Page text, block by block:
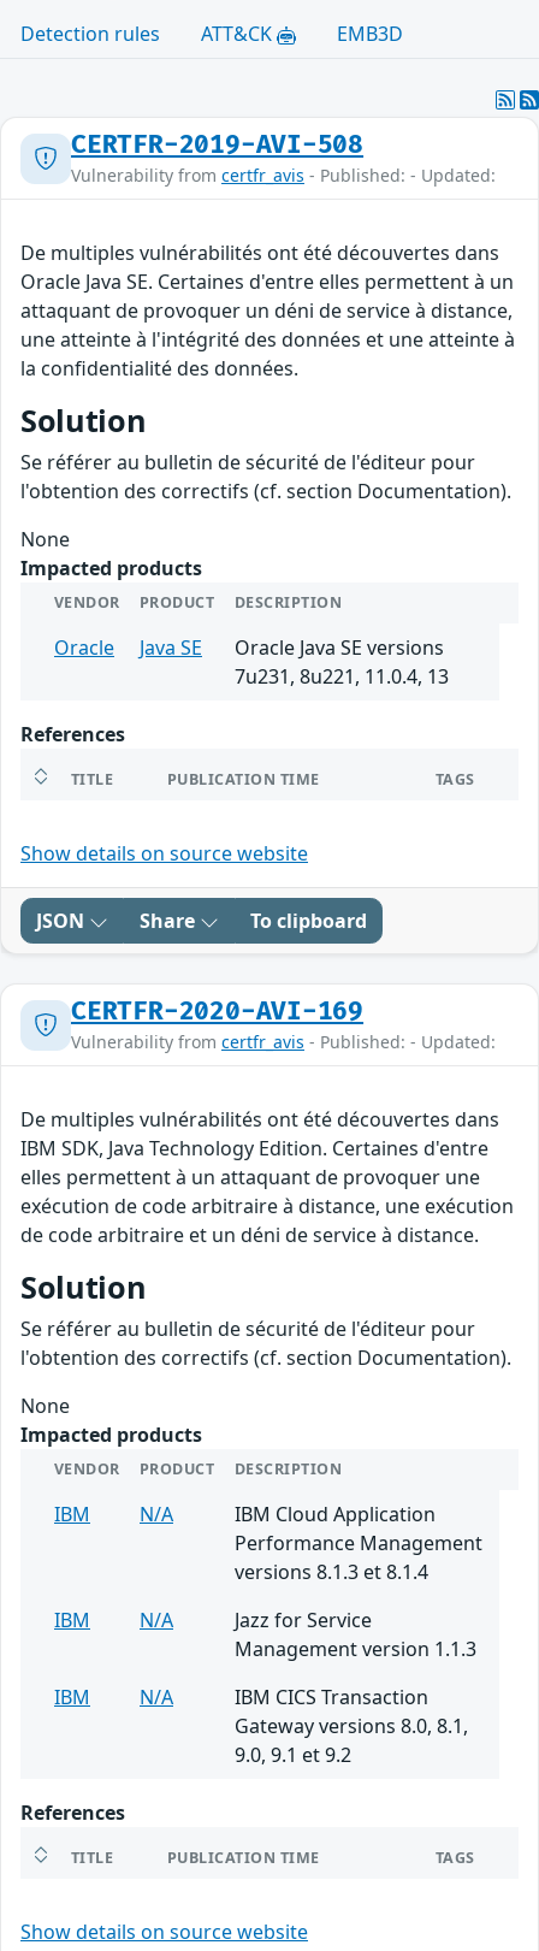
Detection rules
ATT&CK EMB3D
CERTFR-2019-AVI-508
Vulnerability from certfr_avis - Published: - Updated:
De multiples vulnérabilités ont été découvertes dans
Oracle Java SE. Certaines d'entre elles permettent à un
attaquant de provoquer un déni de service à distance,
une atteinte à l'intégrité des données et une atteinte à
la confidentialité des données.
Solution
Se référer au bulletin de sécurité de l'éditeur pour
l'obtention des correctifs (cf. section Documentation).
None
Impacted products
VENDOR PRODUCT DESCRIPTION
Oracle Java SE
Oracle Java SE versions
7u231, 8u221, 11.0.4, 13
References
TITLE PUBLICATION TIME TAGS
Show details on source website
JSON Share To clipboard
CERTFR-2020-AVI-169
Vulnerability from certfr_avis - Published: - Updated:
De multiples vulnérabilités ont été découvertes dans
IBM SDK, Java Technology Edition. Certaines d'entre
elles permettent à un attaquant de provoquer une
exécution de code arbitraire à distance, une exécution
de code arbitraire et un déni de service à distance.
Solution
Se référer au bulletin de sécurité de l'éditeur pour
l'obtention des correctifs (cf. section Documentation).
None
Impacted products
VENDOR PRODUCT DESCRIPTION
IBM N/A
IBM Cloud Application
Performance Management
versions 8.1.3 et 8.1.4
IBM
N/A
Jazz for Service
Management version 1.1.3
IBM
N/A
IBM CICS Transaction
Gateway versions 8.0, 8.1,
9.0, 9.1 et 9.2
References
TITLE PUBLICATION TIME TAGS
Show details on source website